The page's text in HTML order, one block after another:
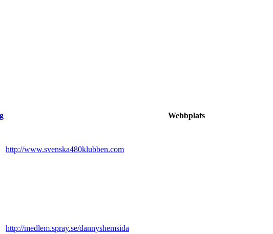
Webbplats
http://www.svenska480klubben.com
http://medlem.spray.se/dannyshemsida